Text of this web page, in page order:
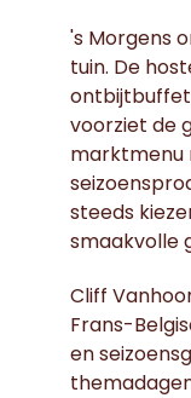
's Morgens
tuin. De
ontbijtbuffet
voorziet de
marktmenu
steeds
smaakvolle
Cliff
Frans-
en